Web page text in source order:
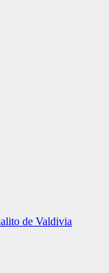
de Valdivia